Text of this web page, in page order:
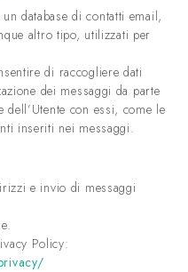
database di contatti email,
altro tipo, utilizzati per
di raccogliere dati
dei messaggi da parte
dell’Utente con essi, come le
inseriti nei messaggi.
e invio di messaggi
Policy: